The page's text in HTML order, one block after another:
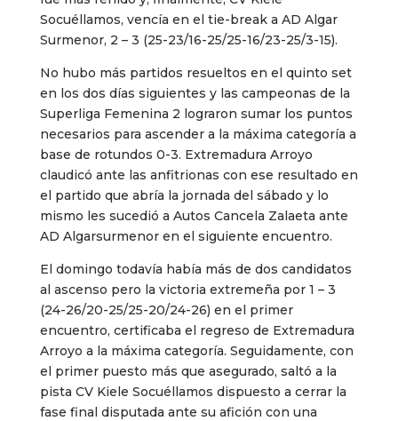
Socuéllamos, vencía en el tie-break a AD Algar
Surmenor, 2 – 3 (25-23/16-25/25-16/23-25/3-15).
No hubo más partidos resueltos en el quinto set
en los dos días siguientes y las campeonas de la
Superliga Femenina 2 lograron sumar los puntos
necesarios para ascender a la máxima categoría a
base de rotundos 0-3. Extremadura Arroyo
claudicó ante las anfitrionas con ese resultado en
el partido que abría la jornada del sábado y lo
mismo les sucedió a Autos Cancela Zalaeta ante
AD Algarsurmenor en el siguiente encuentro.
El domingo todavía había más de dos candidatos
al ascenso pero la victoria extremeña por 1 – 3
(24-26/20-25/25-20/24-26) en el primer
encuentro, certificaba el regreso de Extremadura
Arroyo a la máxima categoría. Seguidamente, con
el primer puesto más que asegurado, saltó a la
pista CV Kiele Socuéllamos dispuesto a cerrar la
fase final disputada ante su afición con una